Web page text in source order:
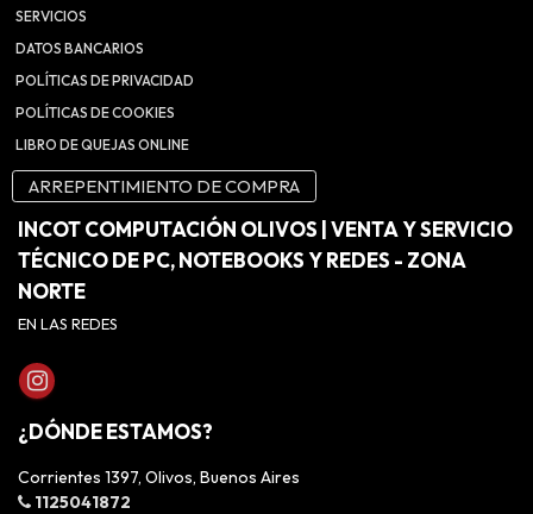
SERVICIOS
DATOS BANCARIOS
POLÍTICAS DE PRIVACIDAD
POLÍTICAS DE COOKIES
LIBRO DE QUEJAS ONLINE
ARREPENTIMIENTO DE COMPRA
INCOT COMPUTACIÓN OLIVOS | VENTA Y SERVICIO
TÉCNICO DE PC, NOTEBOOKS Y REDES - ZONA
NORTE
EN LAS REDES
¿DÓNDE ESTAMOS?
Corrientes 1397, Olivos, Buenos Aires
1125041872